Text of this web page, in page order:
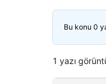
Bu konu 0
1 yazı